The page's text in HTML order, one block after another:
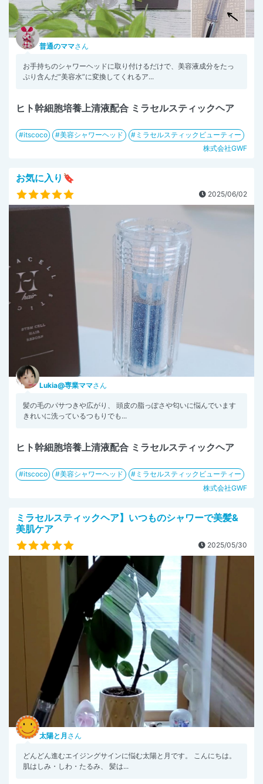
普通のママさん
お手持ちのシャワーヘッドに取り付けるだけで、美容液成分をたっ
ぷり含んだ“美容水”に変換してくれるア...
ヒト幹細胞培養上清液配合 ミラセルスティックヘア
itscoco 美容シャワーヘッド
ミラセルスティックビューティー
株式会社GWF
お気に入り🔖
2025/06/02
Lukia@専業ママさん
髪の毛のパサつきや広がり、 頭皮の脂っぽさや匂いに悩んでいます
きれいに洗っているつもりでも...
ヒト幹細胞培養上清液配合 ミラセルスティックヘア
itscoco 美容シャワーヘッド
ミラセルスティックビューティー
株式会社GWF
ミラセルスティックヘア】いつものシャワーで美髪&
美肌ケア
2025/05/30
太陽と月 さん
どんどん進むエイジングサインに悩む太陽と月です。 こんにちは。
肌はしみ・しわ・たるみ、 髪は...